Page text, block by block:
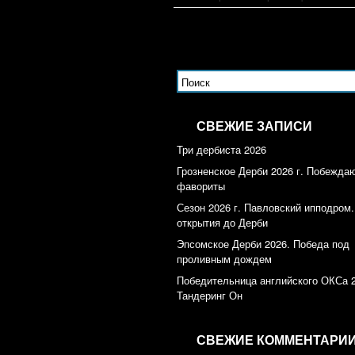
СВЕЖИЕ ЗАПИСИ
Три дербиста 2026
Грозненское Дерби 2026 г.
фавориты
Сезон 2026 г. Павловский
открытия до Дерби
Эпсомское Дерби 2026. Победа под
проливным дождем
Победительница английского ОКСа
Тандеринг Он
СВЕЖИЕ КОММЕНТАРИИ